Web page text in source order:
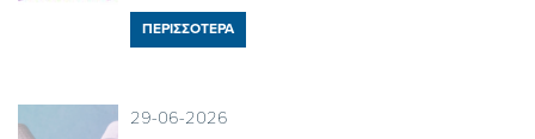
ΠΕΡΙΣΣΟΤΕΡΑ
29-06-2026